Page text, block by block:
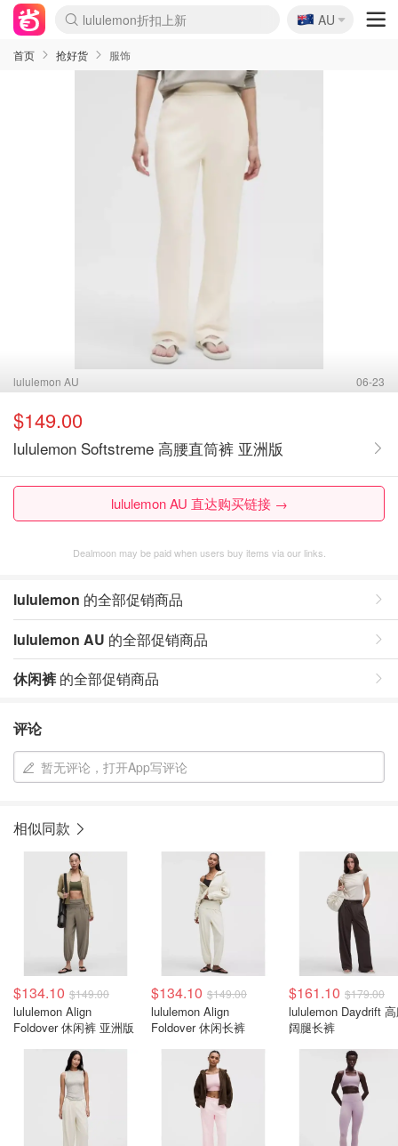
lululemon折扣上新
Sasa美妆护肤3.5折
SSENSE年中2.5折
FreshBeauty好价汇总
Cettire降价+叠9折
WWS Coles超市实拍
viagogo二手票捡漏
Myer超级周末
The Outnet奢牌1折起
David Jones 3折起
Flannels大牌1折
Perfumes Club护肤1折
AMIRO面罩$251
Amazon折扣汇总
eToro入金$200送$50
Amazon数码好物
ICONIC本周7.5折
ThedoubleF高奢地板价
Moose Knuckles 6折
丝芙兰5折起
EUFY摄像头$98
Selenichast首饰2折
Trip机票酒店促销
YSL送5件彩妆礼
Amazon家居好物
Amazon美妆护肤
雅漾大喷$8
过敏原检测盒$33
伊索独家赠50ml沐浴露
科颜氏高保湿面霜$29
SEALIFE海洋馆门票6折
丝塔芙大白罐$16
订阅Newsletter送香薰
Cult Beauty 6.8折
Harrods圣诞日历$525
LN-CC奢牌私促3折
d'Alba空姐喷雾$16
EVE LOM套装£56
Bernardelli独家4折
Adore Beauty 6折起
CT圣诞日历
Mytheresa奢品2.7折
Luxury Escapes 9折
Currentbody美容仪$881
MOON Garden Live
Roborock扫地机$649
Tingo Life水杯$24
Valentino官网5折
CR洗护套装$23
修丽可4件套$159
Myer彩妆2件7折
GANNI官网4.5折
Stylevana韩妆4折
Tessabit高奢8.5折
OGX洗发水$11
Amazon阿德莱德次日达
卡诗8.5折+赠礼
Philips Hue灯具8折
🇦🇺
AU
首页 抢好货 服饰
lululemon AU 06-23
$149.00
lululemon Softstreme 高腰直筒裤 亚洲版
lululemon AU 直达购买链接 →
Dealmoon may be paid when users buy items via our links.
lululemon 的全部促销商品
lululemon AU 的全部促销商品
休闲裤 的全部促销商品
评论
暂无评论，打开App写评论
相似同款
$134.10 $149.00
lululemon Align
Foldover 休闲裤 亚洲版
$134.10 $149.00
lululemon Align
Foldover 休闲长裤
$161.10 $179.00
lululemon Daydrift
阔腿长裤